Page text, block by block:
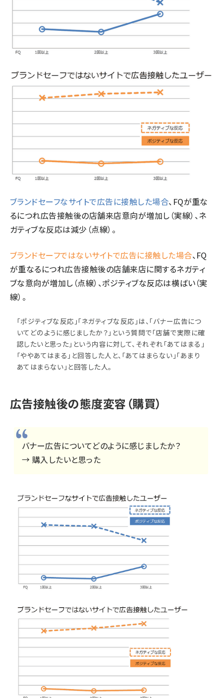
ブランドセーフなサイトで広告に接触した場合、FQが重な
るにつれ広告接触後の店舗来店意向が増加し（実線）、ネ
ガティブな反応は減少（点線）。
ブランドセーフではないサイトで広告に接触した場合、FQ
が重なるにつれ広告接触後の店舗来店に関するネガティ
ブな意向が増加し（点線）、ポジティブな反応は横ばい（実
線）。
「ポジティブな反応」「ネガティブな反応」は、「バナー広告につ
いてどのように感じましたか？」という質問で「店舗で実際に確
認したいと思った」という内容に対して、それぞれ「あてはまる」
「ややあてはまる」と回答した人と、「あてはまらない」「あまり
あてはまらない」と回答した人。
広告接触後の態度変容（購買）
バナー広告についてどのように感じましたか？
→ 購入したいと思った